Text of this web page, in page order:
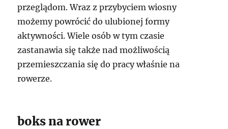
przeglądom. Wraz z przybyciem wiosny
możemy powrócić do ulubionej formy
aktywności. Wiele osób w tym czasie
zastanawia się także nad możliwością
przemieszczania się do pracy właśnie na
rowerze.
boks na rower